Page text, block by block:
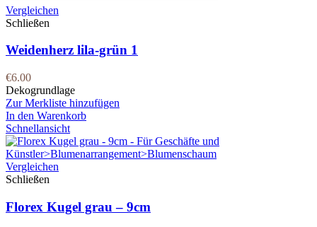
Vergleichen
Schließen
Weidenherz lila-grün 1
€6.00
Dekogrundlage
Zur Merkliste hinzufügen
In den Warenkorb
Schnellansicht
Vergleichen
Schließen
Florex Kugel grau – 9cm